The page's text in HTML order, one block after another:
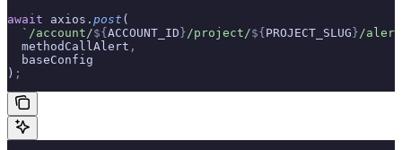
await axios . post (
  `/account/
${ACCOUNT_ID} /project/${PROJECT_SLUG} /
  methodCallAlert
,
  baseConfig
) ;